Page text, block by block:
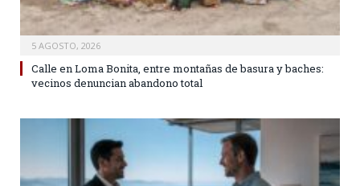
5 AGOSTO, 2026
Calle en Loma Bonita, entre montañas de basura y baches:
vecinos denuncian abandono total